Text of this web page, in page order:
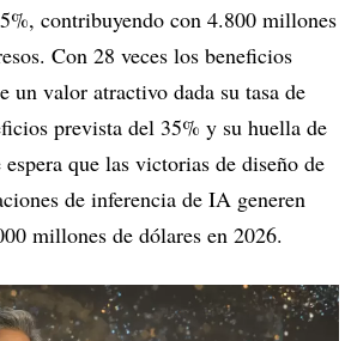
contribuyendo con 4.800 millones
Con 28 veces los beneficios
valor atractivo dada su tasa de
prevista del 35% y su huella de
que las victorias de diseño de
de inferencia de IA generen
millones de dólares en 2026.